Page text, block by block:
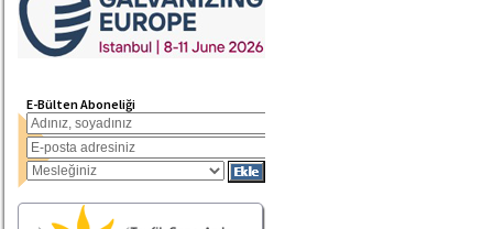
E-Bülten Aboneliği